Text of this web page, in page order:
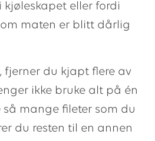
eller fordi
maten er blitt dårlig
fjerner du kjapt flere av
ikke bruke alt på én
mange fileter som du
du resten til en annen